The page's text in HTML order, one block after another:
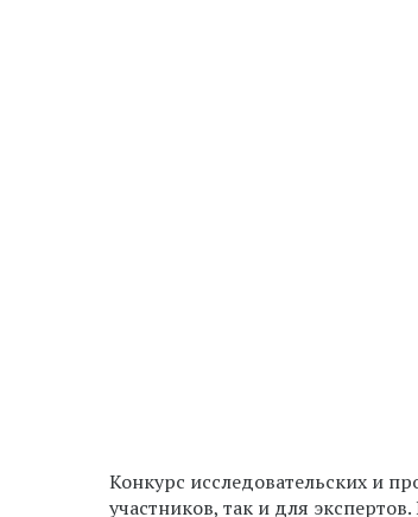
Конкурс исследовательских и
участников, так и для